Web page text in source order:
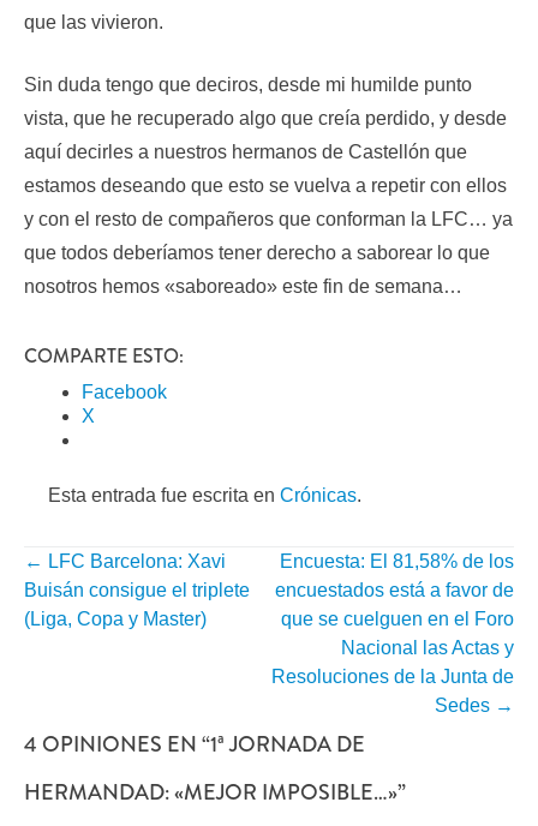
que las vivieron.
Sin duda tengo que deciros, desde mi humilde punto
vista, que he recuperado algo que creía perdido, y desde
aquí decirles a nuestros hermanos de Castellón que
estamos deseando que esto se vuelva a repetir con ellos
y con el resto de compañeros que conforman la LFC… ya
que todos deberíamos tener derecho a saborear lo que
nosotros hemos «saboreado» este fin de semana…
COMPARTE ESTO:
Facebook
X
Esta entrada fue escrita en Crónicas.
NAVEGACIÓN
POR
← LFC Barcelona: Xavi
Buisán consigue el triplete
(Liga, Copa y Master)
Encuesta: El 81,58% de los
encuestados está a favor de
que se cuelguen en el Foro
Nacional las Actas y
Resoluciones de la Junta de
Sedes →
4 OPINIONES EN “1ª JORNADA DE
HERMANDAD: «MEJOR IMPOSIBLE…»”